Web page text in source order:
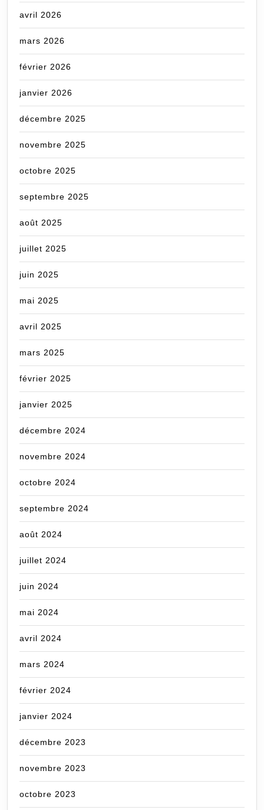
avril 2026
mars 2026
février 2026
janvier 2026
décembre 2025
novembre 2025
octobre 2025
septembre 2025
août 2025
juillet 2025
juin 2025
mai 2025
avril 2025
mars 2025
février 2025
janvier 2025
décembre 2024
novembre 2024
octobre 2024
septembre 2024
août 2024
juillet 2024
juin 2024
mai 2024
avril 2024
mars 2024
février 2024
janvier 2024
décembre 2023
novembre 2023
octobre 2023